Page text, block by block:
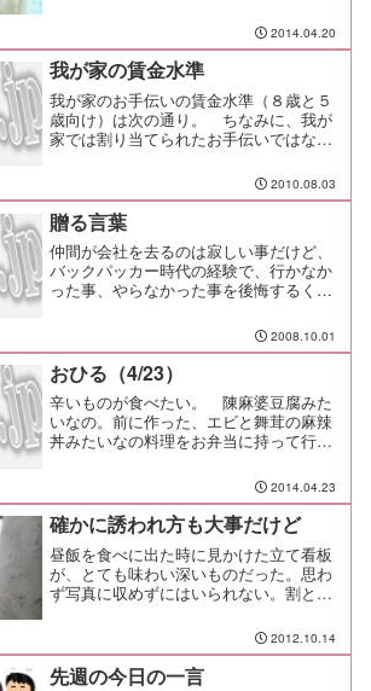
供達が頑張るから、パパやママも頑張れ
るってものさ。そんな今日の塾弁はコレ
だ。唐揚げ、鮭の西京漬け...
2014.04.20
我が家の賃金水準
我が家のお手伝いの賃金水準（８歳と５
歳向け）は次の通り。 ちなみに、我が
家では割り当てられたお手伝いではない
０ 風呂掃除 ￥２０ 洗濯物の取り込み
￥５０ 居間のクイックル＆水拭きクイ
ックル少しずつ作業品...
2010.08.03
贈る言葉
仲間が会社を去るのは寂しい事だけど、
バックパッカー時代の経験で、行かなか
った事、やらなかった事を後悔するくら
えた方がよっぽどマシと思っているの
で、君の踏み出した新しい一歩に心から
エールを送りたい。 これか...
2008.10.01
おひる（4/23）
辛いものが食べたい。 陳麻婆豆腐みた
いなの。前に作った、エビと舞茸の麻辣
丼みたいなの料理をお弁当に持って行き
の中身と相談。ん～・・・よし、鍋の残
り物のキノコ類があるから、これとセロ
リを使おう。セロリ、キノ...
2014.04.23
確かに誘われ方も大事だけど
昼飯を食べに出た時に見かけた立て看板
が、とても味わい深いものだった。思わ
ず写真に収めずにはいられない。割と綺
です?って感じですわ。タイトルからする
と女性向きだけど、その割には余りにも
敷居の高い看板とのギ...
2012.10.14
先週の今日の一言